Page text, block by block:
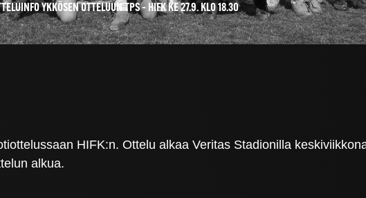
YKKÖSEN OTTELUUN TPS – HIFK KE 27.9. KLO 18.30
HIFK:n. Ottelu alkaa Veritas Stadionilla
alkua.